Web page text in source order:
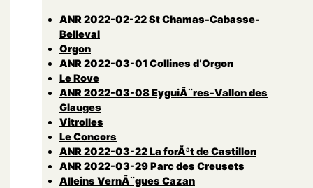
ANR 2022-02-22 St Chamas-Cabasse-
Belleval
Orgon
ANR 2022-03-01 Collines d’Orgon
Le Rove
ANR 2022-03-08 EyguiÃ¨res-Vallon des
Glauges
Vitrolles
Le Concors
ANR 2022-03-22 La forÃªt de Castillon
ANR 2022-03-29 Parc des Creusets
Alleins VernÃ¨gues Cazan